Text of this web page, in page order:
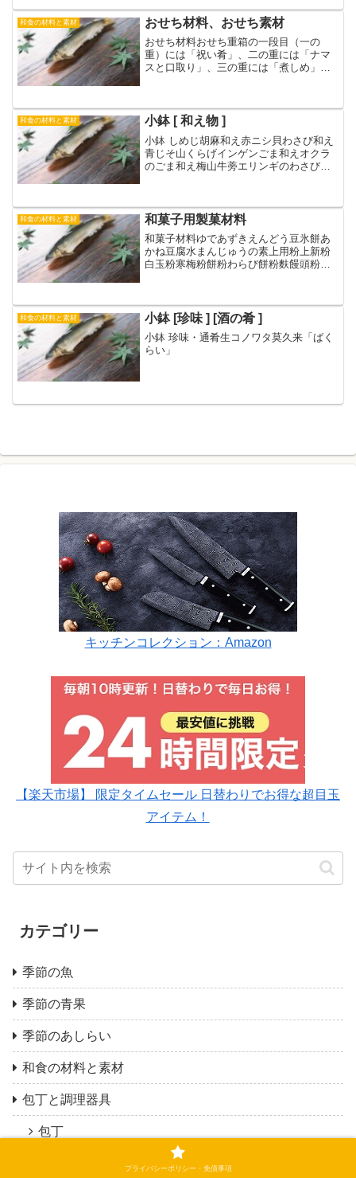
和食の材料と素材 おせち材料、おせち素材
おせち材料おせち重箱の一段目（一の
重）には「祝い肴」、二の重には「ナマ
スと口取り」、三の重には「煮しめ」を
等【三の重】 煮物・お煮...
和食の材料と素材 小鉢 [ 和え物 ]
小鉢 しめじ胡麻和え赤ニシ貝わさび和え
青じそ山くらげインゲンごま和えオクラ
のごま和え梅山牛蒡エリンギのわさびマ
和食の材料と素材 和菓子用製菓材料
和菓子材料ゆであずきえんどう豆氷餅あ
かね豆腐水まんじゅうの素上用粉上新粉
白玉粉寒梅粉餅粉わらび餅粉麩饅頭粉き
水飴寒天イナアガーゼリエース製菓用 色
粉エッセンス 製菓用イ...
和食の材料と素材 小鉢 [珍味 ] [酒の肴 ]
小鉢 珍味・通肴生コノワタ莫久来「ばく
らい」
キッチンコレクション：Amazon
【楽天市場】 限定タイムセール 日替わりでお得な超目玉
アイテム！
カテゴリー
季節の魚
季節の青果
季節のあしらい
和食の材料と素材
包丁と調理器具
包丁
プライバシーポリシー・免債事項